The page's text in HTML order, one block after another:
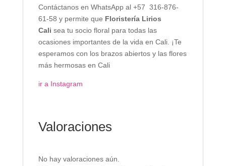
Contáctanos en WhatsApp al +57 316-876-
61-58 y permite que Floristería Lirios
Cali sea tu socio floral para todas las
ocasiones importantes de la vida en Cali. ¡Te
esperamos con los brazos abiertos y las flores
más hermosas en Cali
ir a Instagram
Valoraciones
No hay valoraciones aún.